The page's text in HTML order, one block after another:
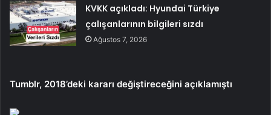
KVKK açıkladı: Hyundai Türkiye
çalışanlarının bilgileri sızdı
Ağustos 7, 2026
Tumblr, 2018’deki kararı değiştireceğini açıklamıştı